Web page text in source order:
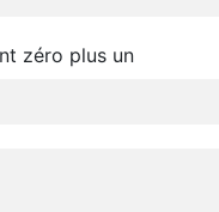
zéro plus un